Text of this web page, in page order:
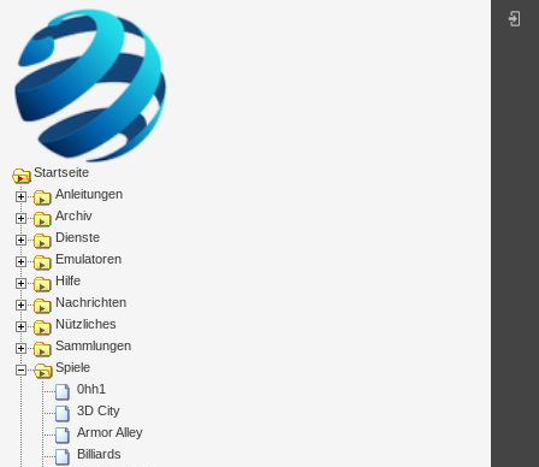
Startseite
Anleitungen
Archiv
Dienste
Emulatoren
Hilfe
Nachrichten
Nützliches
Sammlungen
Spiele
0hh1
3D City
Armor Alley
Billiards